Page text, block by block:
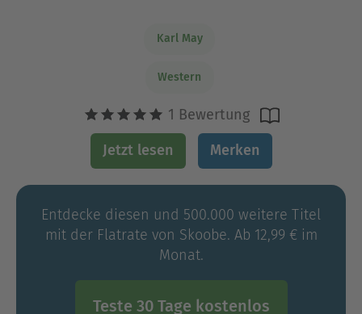
Karl May
Western
1 Bewertung
Jetzt lesen Merken
Entdecke diesen und 500.000 weitere Titel
mit der Flatrate von Skoobe. Ab 12,99 € im
Monat.
Teste 30 Tage kostenlos